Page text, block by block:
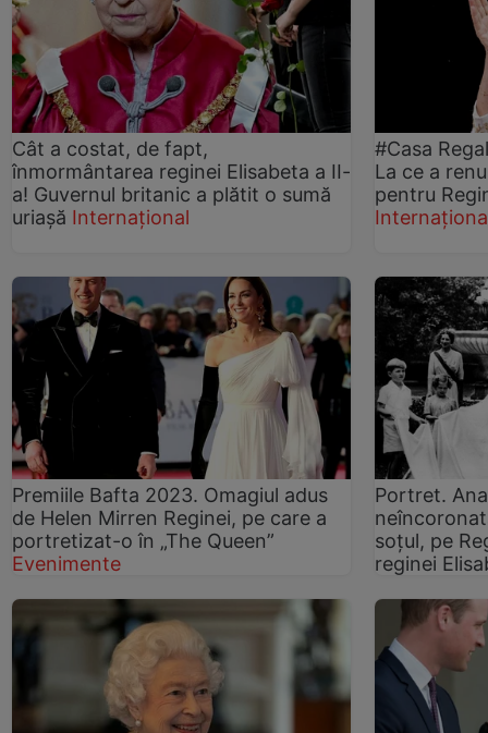
Cât a costat, de fapt,
înmormântarea reginei Elisabeta a II-
a! Guvernul britanic a plătit o sumă
uriașă Internațional
#Casa
La ce a
pentru
Premiile Bafta 2023. Omagiul adus
de Helen Mirren Reginei, pe care a
portretizat-o în „The Queen”
Evenimente
Portret.
soțul, pe
reginei